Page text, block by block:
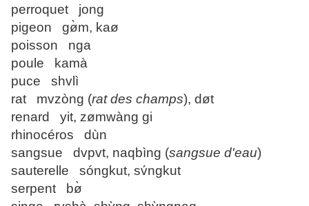
perroquet jong
pigeon gø̀m, kaø
poisson nga
poule kamà
puce shvlì
rat mvzòng (rat des champs), døt
renard yit, zømwàng gi
rhinocéros dùn
sangsue dvpvt, naqbìng (sangsue d'eau)
sauterelle sóngkut, sv́ngkut
serpent bø̀